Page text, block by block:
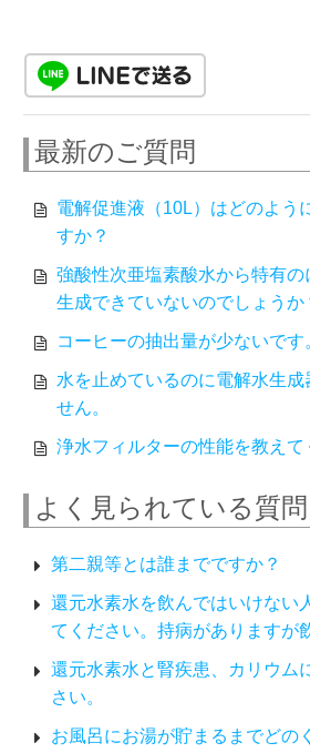
最新のご質問
電解促進液（10L）はどのよう
すか？
強酸性次亜塩素酸水から特有の
生成できていないのでしょうか
コーヒーの抽出量が少ないです
水を止めているのに電解水生成
せん。
浄水フィルターの性能を教えて
よく見られている質問
第二親等とは誰までですか？
還元水素水を飲んではいけない
てください。持病がありますが
還元水素水と腎疾患、カリウム
さい。
お風呂にお湯が貯まるまでどの